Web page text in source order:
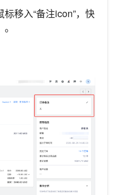
移入“备注icon”，快